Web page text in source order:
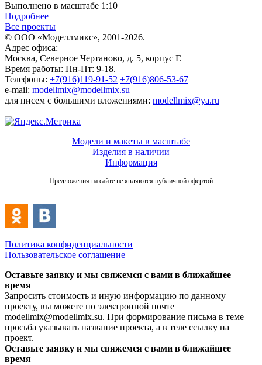
Выполнено в масштабе 1:10
Подробнее
Все проекты
© ООО «Моделлмикс», 2001-2026.
Адрес офиса:
Москва, Северное Чертаново, д. 5, корпус Г.
Время работы: Пн-Пт: 9-18.
Телефоны: +7(916)119-91-52 +7(916)806-53-67
e-mail: modellmix@modellmix.su
для писем с большими вложениями: modellmix@ya.ru
Модели и макеты в масштабе
Изделия в наличии
Информация
Предложения на сайте не являются публичной офертой
Политика конфиденциальности
Пользовательское соглашение
Оставьте заявку и мы свяжемся с вами в ближайшее
время
Запросить стоимость и иную информацию по данному
проекту, вы можете по электронной почте
modellmix@modellmix.su. При формирование письма в теме
просьба указывать название проекта, а в теле ссылку на
проект.
Оставьте заявку и мы свяжемся с вами в ближайшее
время